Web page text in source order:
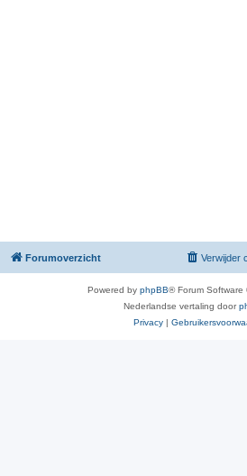
Forumoverzicht Verwijder
Powered by phpBB® Forum Software
Nederlandse vertaling door
Privacy |